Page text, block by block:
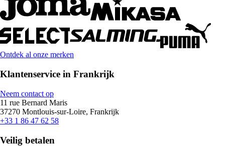
Ontdek al onze merken
Klantenservice in Frankrijk
Neem contact op
11 rue Bernard Maris
37270 Montlouis-sur-Loire, Frankrijk
+33 1 86 47 62 58
Veilig betalen